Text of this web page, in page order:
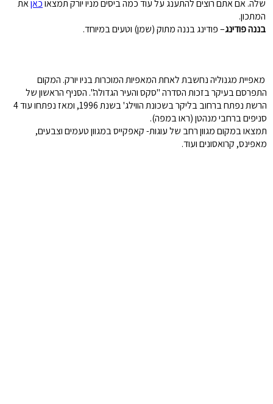
שלה. אם אתם רוצים להתענג על עוד כמה ביסים מניו יורק תמצאוכאןאת
המתכון.
בננה פודינג– פודינג בננה מתוק (שמן) וטעים במיוחד.
מאפיית מגנוליה נחשבת לאחת המאפיות המוכרות בניו יורק. המקום
התפרסם בעיקר בזכות הסדרה "סקס והעיר הגדולה". הסניף הראשון של
הרשת נפתח ברחוב בליקר בשכונת הווילג' בשנת 1996, ומאז נפתחו עוד 4
סניפים ברחבי מנהטן (ראו במפה).
תמצאו במקום מגוון רחב של עוגות- קאפקייס במגוון טעמים וצבעים,
מאפינס, קרואסונים ועוד.